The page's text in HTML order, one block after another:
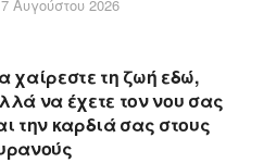
7 Αυγούστου 2026
χαίρεστε τη ζωή εδώ,
να έχετε τον νου σας
την καρδιά σας στους